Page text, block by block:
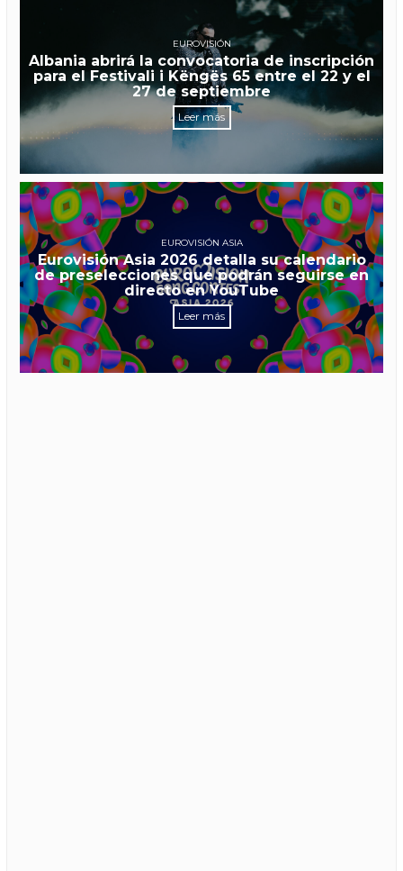
EUROVISIÓN
Albania abrirá la convocatoria de inscripción
para el Festivali i Këngës 65 entre el 22 y el
27 de septiembre
Leer más
EUROVISIÓN ASIA
Eurovisión Asia 2026 detalla su calendario
de preselecciones que podrán seguirse en
directo en YouTube
Leer más